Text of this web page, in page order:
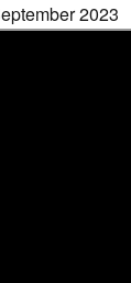
2023